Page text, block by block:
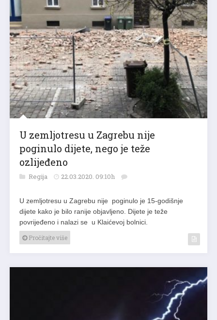
U zemljotresu u Zagrebu nije
poginulo dijete, nego je teže
ozlijeđeno
Regija 22.03.2020. 09:10h
U zemljotresu u Zagrebu nije poginulo je 15-godišnje
dijete kako je bilo ranije objavljeno. Dijete je teže
povrijeđeno i nalazi se u Klaićevoj bolnici.
Pročitajte više